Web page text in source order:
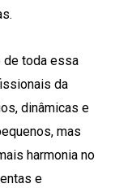
de toda essa
da
dinâmicas e
mas
harmonia no
e